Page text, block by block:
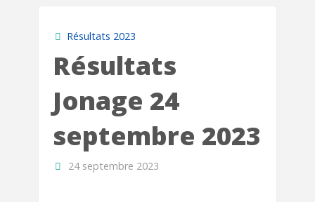
Résultats 2023
Résultats
Jonage 24
septembre 2023
24 septembre 2023